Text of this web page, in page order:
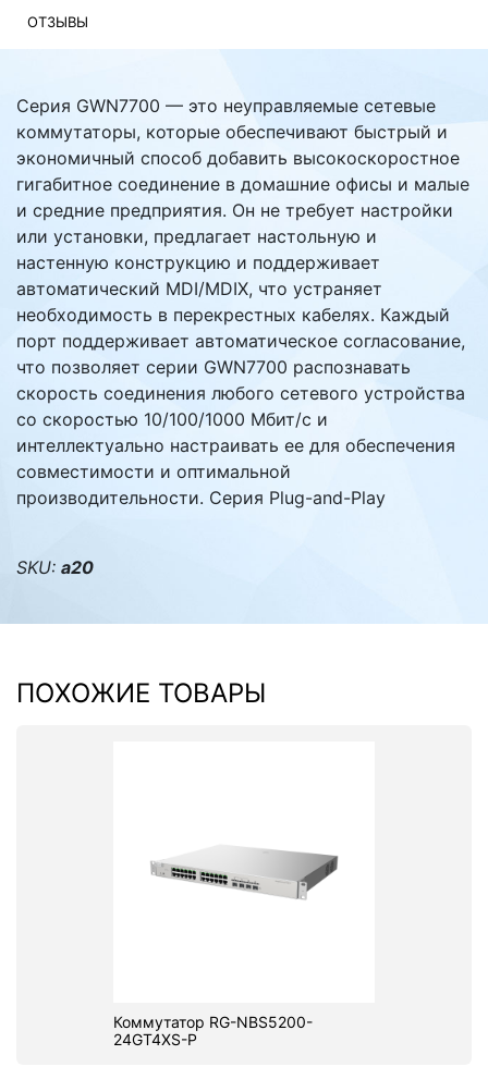
ОТЗЫВЫ
Серия GWN7700 — это неуправляемые сетевые
коммутаторы, которые обеспечивают быстрый и
экономичный способ добавить высокоскоростное
гигабитное соединение в домашние офисы и малые
и средние предприятия. Он не требует настройки
или установки, предлагает настольную и
настенную конструкцию и поддерживает
автоматический MDI/MDIX, что устраняет
необходимость в перекрестных кабелях. Каждый
порт поддерживает автоматическое согласование,
что позволяет серии GWN7700 распознавать
скорость соединения любого сетевого устройства
со скоростью 10/100/1000 Мбит/с и
интеллектуально настраивать ее для обеспечения
совместимости и оптимальной
производительности. Серия Plug-and-Play
SKU: а20
ПОХОЖИЕ ТОВАРЫ
Коммутатор RG-NBS5200-
24GT4XS-P